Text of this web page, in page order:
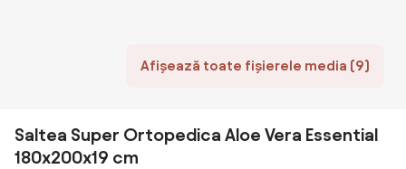
Afișează toate fișierele media (9)
Saltea Super Ortopedica Aloe Vera Essential
180x200x19 cm